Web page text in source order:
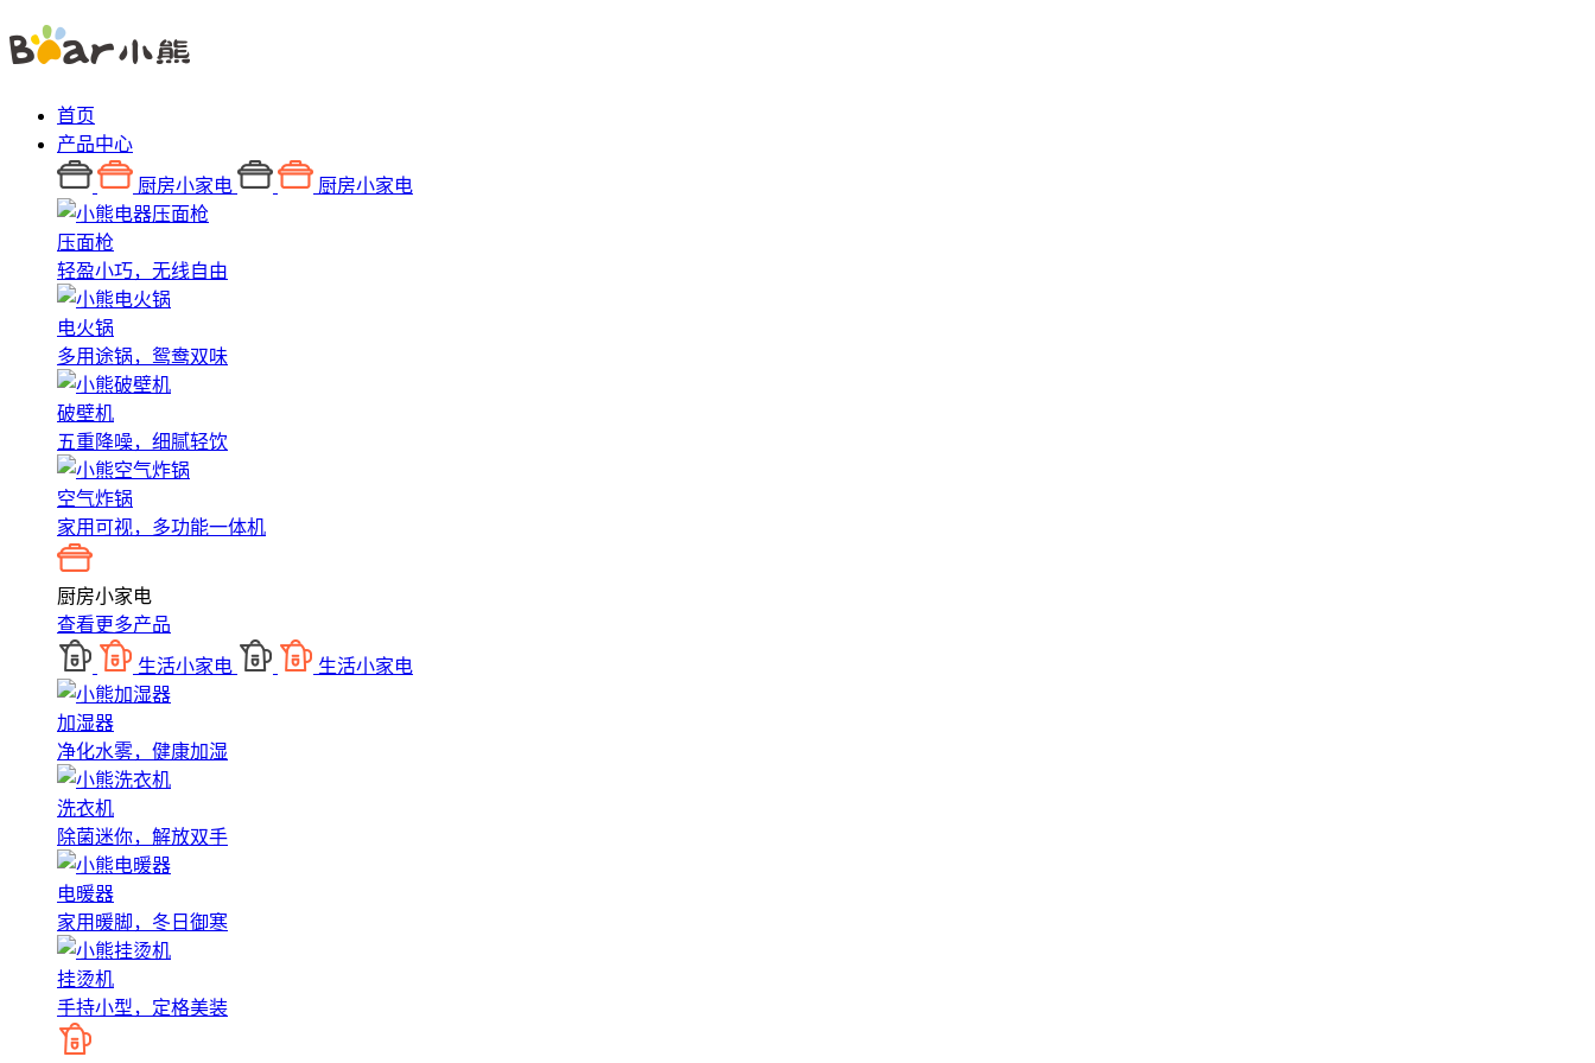
首页
产品中心
厨房小家电 厨房小家电
压面枪
轻盈小巧，无线自由
电火锅
多用途锅，鸳鸯双味
破壁机
五重降噪，细腻轻饮
空气炸锅
家用可视，多功能一体机
厨房小家电
查看更多产品
生活小家电 生活小家电
加湿器
净化水雾，健康加湿
洗衣机
除菌迷你，解放双手
电暖器
家用暖脚，冬日御寒
挂烫机
手持小型，定格美装